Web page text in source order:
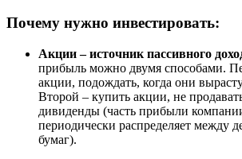
Почему нужно инвестировать:
Акции – источник пассивного
прибыль можно двумя способами.
акции, подождать, когда они
Второй – купить акции, не
дивиденды (часть прибыли
периодически распределяет между
бумаг).